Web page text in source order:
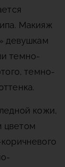
Макияж
девушкам
темно-
темно-
кожи,
цветом